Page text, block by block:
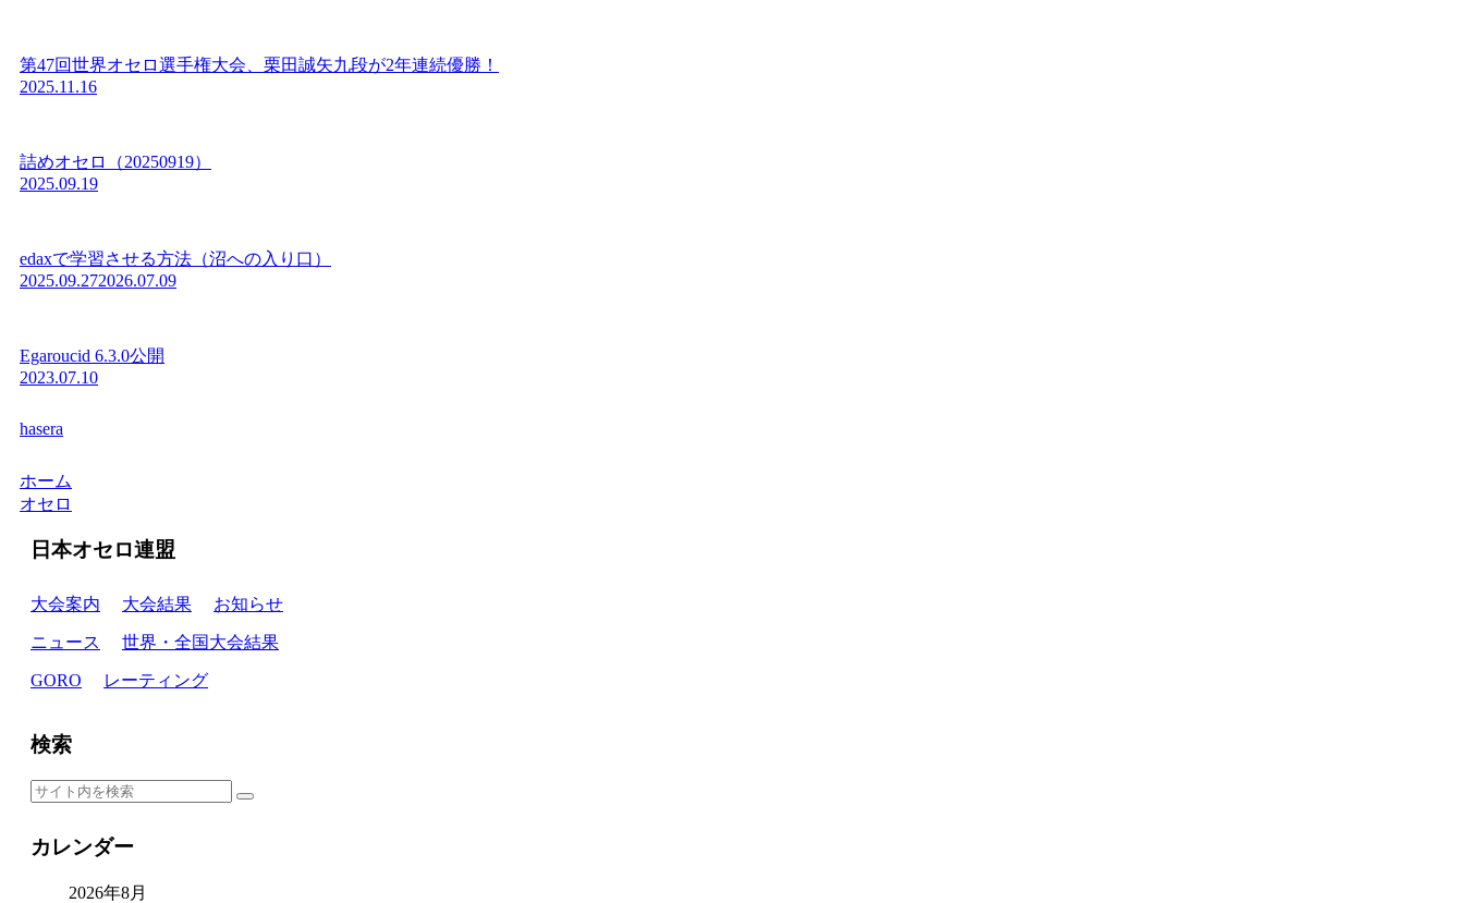
第47回世界オセロ選手権大会、栗田誠矢九段が2年連続優勝！
2025.11.16
詰めオセロ（20250919）
2025.09.19
edaxで学習させる方法（沼への入り口）
2025.09.272026.07.09
Egaroucid 6.3.0公開
2023.07.10
hasera
ホーム
オセロ
日本オセロ連盟
大会案内 大会結果 お知らせ
ニュース 世界・全国大会結果
GORO レーティング
検索
カレンダー
2026年8月